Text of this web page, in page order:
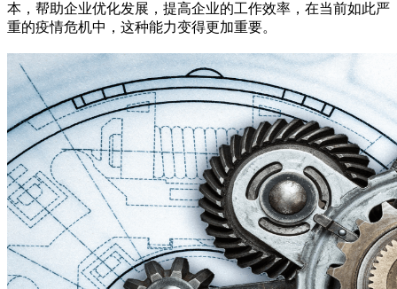
本，帮助企业优化发展，提高企业的工作效率，在当前如此严
重的疫情危机中，这种能力变得更加重要。